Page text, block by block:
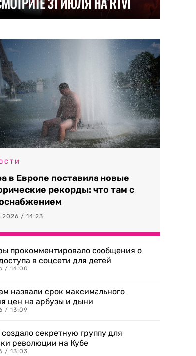
в Европе поставила новые
рекорды: что там с
/ 14:23
прокомментировало сообщения о
в соцсети для детей
/ 14:00
назвали срок максимального
цен на арбузы и дыни
/ 13:09
создало секретную группу для
революции на Кубе
/ 13:03